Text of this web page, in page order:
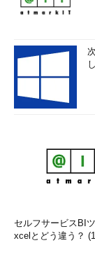
セルフサービスBI
xcelとどう違う？